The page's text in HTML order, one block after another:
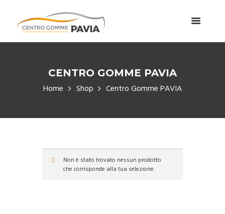
CENTRO GOMME PAVIA
Home Shop Centro Gomme PAVIA
Non è stato trovato nessun prodotto
che corrisponde alla tua selezione.